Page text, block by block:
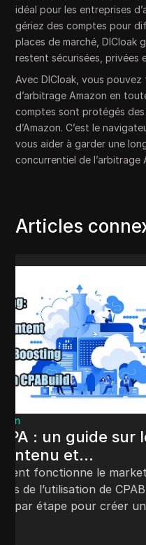
idéal pour les entreprises
gériez des comptes pour
places de marché, DICloak
restent sécurisées, privées
Avec DICloak, vous
d’arbitrage Amazon en
comptes sont protégés
d’Amazon. C’est le
vous aider à garder une
concurrentiel de l’arbitrage
Articles
Comment
ChatGPT Pro
appareils et
Cet article traite du
compte ChatGPT
du respect des
confidentialité et